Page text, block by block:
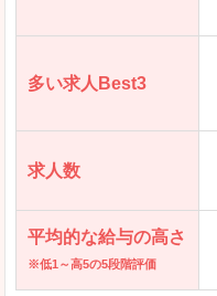
多い求人Best3
求人数
平均的な給与の高さ
※低1～高5の5段階評価